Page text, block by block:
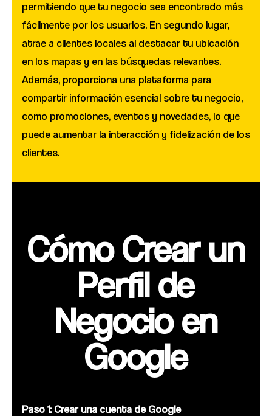
permitiendo que tu negocio sea encontrado más
fácilmente por los usuarios. En segundo lugar,
atrae a clientes locales al destacar tu ubicación
en los mapas y en las búsquedas relevantes.
Además, proporciona una plataforma para
compartir información esencial sobre tu negocio,
como promociones, eventos y novedades, lo que
puede aumentar la interacción y fidelización de los
clientes.
Cómo Crear un
Perfil de
Negocio en
Google
Paso 1: Crear una cuenta de Google